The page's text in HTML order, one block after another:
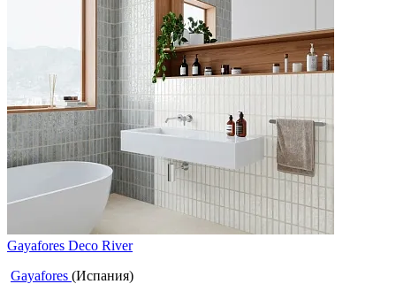
Gayafores Deco River
Gayafores (Испания)